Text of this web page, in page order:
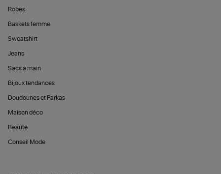
Robes
Baskets femme
Sweatshirt
Jeans
Sacs à main
Bijoux tendances
Doudounes et Parkas
Maison déco
Beauté
Conseil Mode